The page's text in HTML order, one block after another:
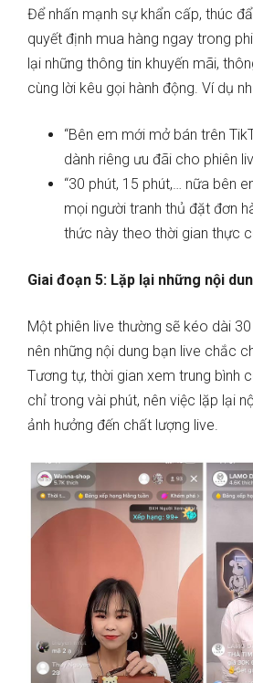
Để nhấn mạnh sự khẩn cấp, thúc
quyết định mua hàng ngay trong
lại những thông tin khuyến mãi,
cùng lời kêu gọi hành động. Ví dụ
“Bên em mới mở bán trên
dành riêng ưu đãi cho phiên
“30 phút, 15 phút,… nữa bên
mọi người tranh thủ đặt đơn
thức này theo thời gian thực
Giai đoạn 5: Lặp lại những nội
Một phiên live thường sẽ kéo dài
nên những nội dung bạn live chắc
Tương tự, thời gian xem trung bình
chỉ trong vài phút, nên việc lặp lại
ảnh hưởng đến chất lượng live.